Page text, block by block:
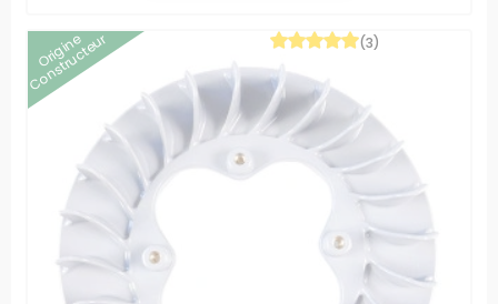
Origine
Constructeur (3)